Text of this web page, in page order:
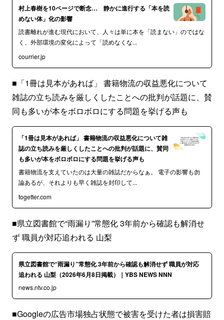
村上春樹を10ページで断念… 静かに進行する「本を読
めない体」化の影響
読書離れが進む現代において、人々は単に本を「読まない」のではな
く、外部環境の変化によって「読めなくな...
courrier.jp
■「1冊は見本があれば」 書籍物流の収益悪化について
雑誌の立ち読みを厳しくしたことへの批判が話題に、賛
同も多いが本をボロボロにする問題を挙げる声も
「1冊は見本があれば」 書籍物流の収益悪化について雑
誌の立ち読みを厳しくしたことへの批判が話題に、賛同
も多いが本をボロボロにする問題を挙げる声も
書籍物流を支えていたのは大量の雑誌だからなぁ。 電子の影響も勿
論あるが、それよりも早く雑誌を封印して...
togetter.com
■県立図書館で“雨漏り”常態化 3年前から確認も解消せ
ず 職員が対応追われる 山梨
県立図書館で“雨漏り”常態化 3年前から確認も解消せず 職員が対応
追われる 山梨（2026年6月8日掲載）｜YBS NEWS NNN
news.ntv.co.jp
■Googleの広告市場独占状態で被害を受けた者は損害賠